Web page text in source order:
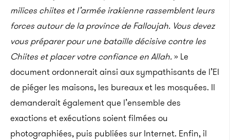
milices chiites et l’armée irakienne rassemblent leurs
forces autour de la province de Falloujah. Vous devez
vous préparer pour une bataille décisive contre les
Chiites et placer votre confiance en Allah.» Le
document ordonnerait ainsi aux sympathisants de l’EI
de piéger les maisons, les bureaux et les mosquées. Il
demanderait également que l’ensemble des
exactions et exécutions soient filmées ou
photographiées, puis publiées sur Internet. Enfin, il